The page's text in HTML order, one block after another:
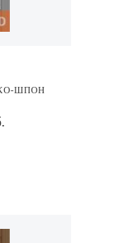
ШПОН